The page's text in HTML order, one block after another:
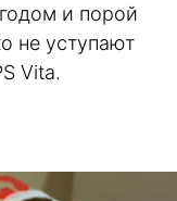
и порой
не уступают
Vita.